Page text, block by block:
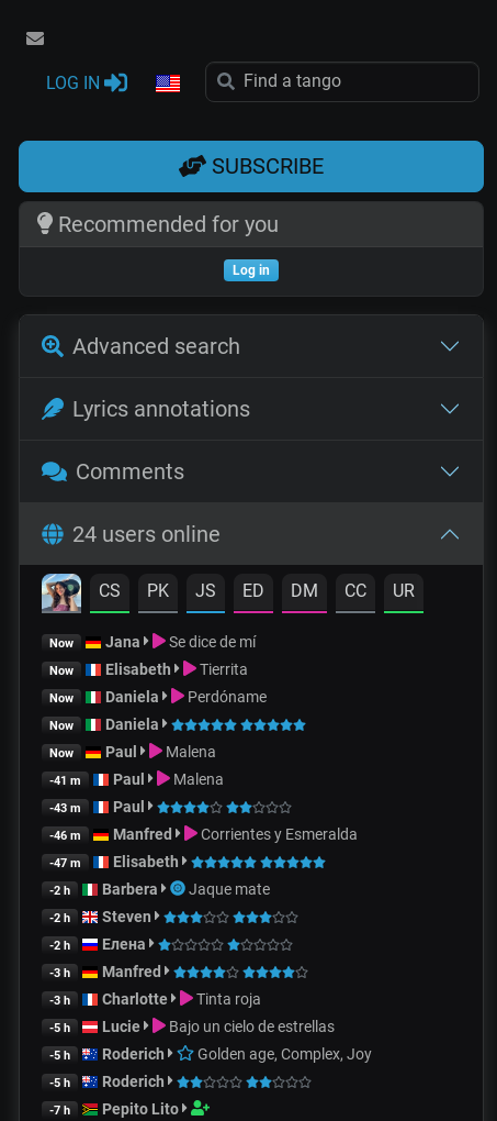
LOG IN
SUBSCRIBE
Recommended for you
Log in
Advanced search
Lyrics annotations
Comments
24 users online
CS PK JS ED DM CC UR
Now Jana Se dice de mí
Now Elisabeth Tierrita
Now Daniela Perdóname
Now Daniela
Now Paul Malena
-41 m Paul Malena
-43 m Paul
-46 m Manfred Corrientes y Esmeralda
-47 m Elisabeth
-2 h Barbera Jaque mate
-2 h Steven
-2 h Елена
-3 h Manfred
-3 h Charlotte Tinta roja
-5 h Lucie Bajo un cielo de estrellas
-5 h Roderich Golden age, Complex, Joy
-5 h Roderich
-7 h Pepito Lito